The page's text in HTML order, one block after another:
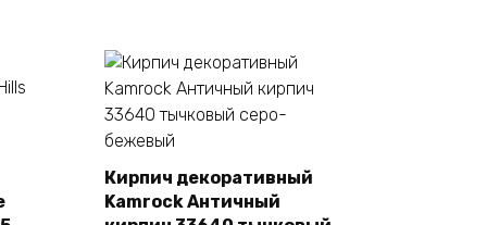
Кирпич декоративный
Kamrock Античный